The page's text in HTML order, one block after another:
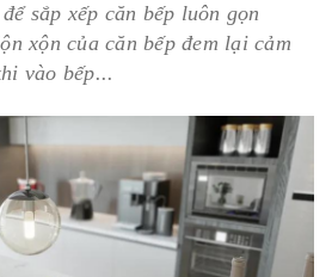
sắp xếp căn bếp luôn gọn
xộn của căn bếp đem lại cảm
vào bếp...